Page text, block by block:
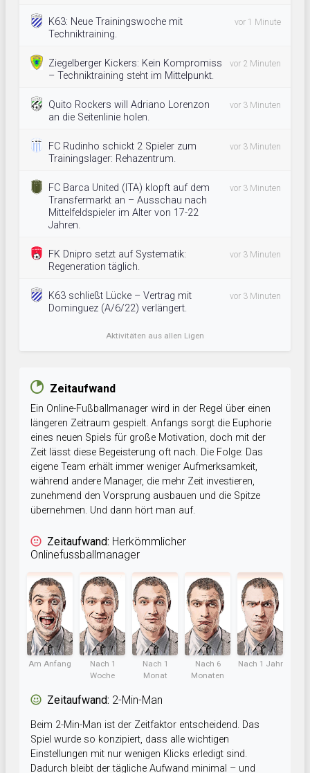
K63: Neue Trainingswoche mit
Techniktraining.
vor 1 Minute
Ziegelberger Kickers: Kein Kompromiss
– Techniktraining steht im Mittelpunkt.
vor 2 Minuten
Quito Rockers will Adriano Lorenzon
an die Seitenlinie holen.
vor 3 Minuten
FC Rudinho schickt 2 Spieler zum
Trainingslager: Rehazentrum.
vor 3 Minuten
FC Barca United (ITA) klopft auf dem
Transfermarkt an – Ausschau nach
Mittelfeldspieler im Alter von 17-22
Jahren.
vor 3 Minuten
FK Dnipro setzt auf Systematik:
Regeneration täglich.
vor 3 Minuten
K63 schließt Lücke – Vertrag mit
Dominguez (A/6/22) verlängert.
vor 3 Minuten
Aktivitäten aus allen Ligen
Zeitaufwand
Ein Online-Fußballmanager wird in der Regel über einen
längeren Zeitraum gespielt. Anfangs sorgt die Euphorie
eines neuen Spiels für große Motivation, doch mit der
Zeit lässt diese Begeisterung oft nach. Die Folge: Das
eigene Team erhält immer weniger Aufmerksamkeit,
während andere Manager, die mehr Zeit investieren,
zunehmend den Vorsprung ausbauen und die Spitze
übernehmen. Und dann hört man auf.
Zeitaufwand: Herkömmlicher
Onlinefussballmanager
Am Anfang
Nach 1
Woche
Nach 1
Monat
Nach 6
Monaten
Nach 1 Jahr
Zeitaufwand: 2-Min-Man
Beim 2-Min-Man ist der Zeitfaktor entscheidend. Das
Spiel wurde so konzipiert, dass alle wichtigen
Einstellungen mit nur wenigen Klicks erledigt sind.
Dadurch bleibt der tägliche Aufwand minimal – und